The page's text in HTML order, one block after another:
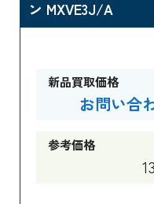
ン MXVE3J/A
新品買取価格
お問い合
参考価格